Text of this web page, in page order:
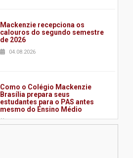
Mackenzie recepciona os
calouros do segundo semestre
de 2026
04.08.2026
Como o Colégio Mackenzie
Brasília prepara seus
estudantes para o PAS antes
mesmo do Ensino Médio
04.08.2026